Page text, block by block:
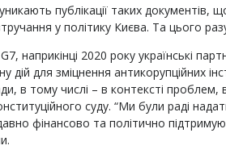
публікації таких документів,
у політику Києва. Та цього
наприкінці 2020 року українські
для зміцнення антикорупційних
в тому числі – в контексті проблем,
суду. “Ми були раді
фінансово та політично